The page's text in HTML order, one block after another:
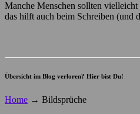
Manche Menschen sollten
das hilft auch beim Schreiben (und
Übersicht im Blog verloren? Hier bist Du!
Home → Bildsprüche